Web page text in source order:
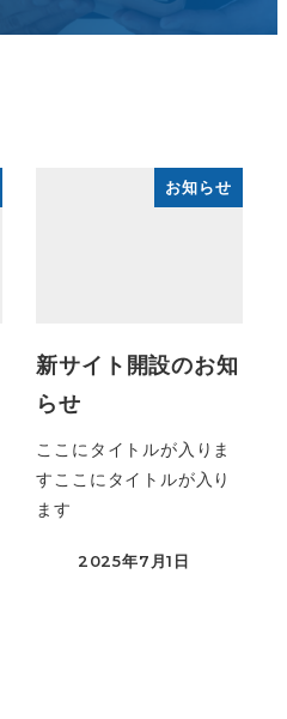
お知らせ
新サイト開設のお知
らせ
ここにタイトルが入りま
すここにタイトルが入り
ます
2025年7月1日